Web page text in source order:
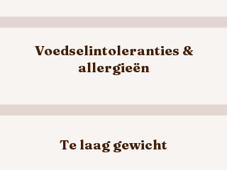
Voedselintoleranties &
allergieën
Te laag gewicht